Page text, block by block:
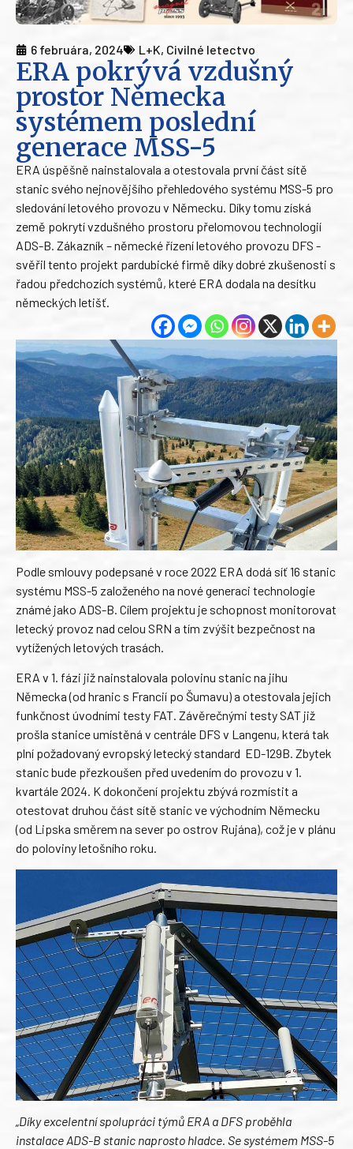
6 februára, 2024 L+K, Civilné letectvo
ERA pokrývá vzdušný
prostor Německa
systémem poslední
generace MSS-5
ERA úspěšně nainstalovala a otestovala první část sítě
stanic svého nejnovějšího přehledového systému MSS-5 pro
sledování letového provozu v Německu. Díky tomu získá
země pokrytí vzdušného prostoru přelomovou technologií
ADS-B. Zákazník – německé řízení letového provozu DFS -
svěřil tento projekt pardubické firmě díky dobré zkušenosti s
řadou předchozích systémů, které ERA dodala na desítku
německých letišť.
Podle smlouvy podepsané v roce 2022 ERA dodá síť 16 stanic
systému MSS-5 založeného na nové generaci technologie
známé jako ADS-B. Cílem projektu je schopnost monitorovat
letecký provoz nad celou SRN a tím zvýšit bezpečnost na
vytížených letových trasách.
ERA v 1. fázi již nainstalovala polovinu stanic na jihu
Německa (od hranic s Francií po Šumavu) a otestovala jejich
funkčnost úvodními testy FAT. Závěrečnými testy SAT již
prošla stanice umístěná v centrále DFS v Langenu, která tak
plní požadovaný evropský letecký standard ED-129B. Zbytek
stanic bude přezkoušen před uvedením do provozu v 1.
kvartále 2024. K dokončení projektu zbývá rozmístit a
otestovat druhou část sítě stanic ve východním Německu
(od Lipska směrem na sever po ostrov Rujána), což je v plánu
do poloviny letošního roku.
„Díky excelentní spolupráci týmů ERA a DFS proběhla
instalace ADS-B stanic naprosto hladce. Se systémem MSS-5